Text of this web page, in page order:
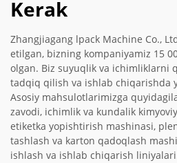
Kerak
Zhangjiagang lpack Machine Co.,
etilgan, bizning kompaniyamiz 15
olgan. Biz suyuqlik va ichimliklarni
tadqiq qilish va ishlab chiqarishda
Asosiy mahsulotlarimizga
zavodi, ichimlik va kundalik
etiketka yopishtirish mashinasi,
tashlash va karton qadoqlash
ishlash va ishlab chiqarish